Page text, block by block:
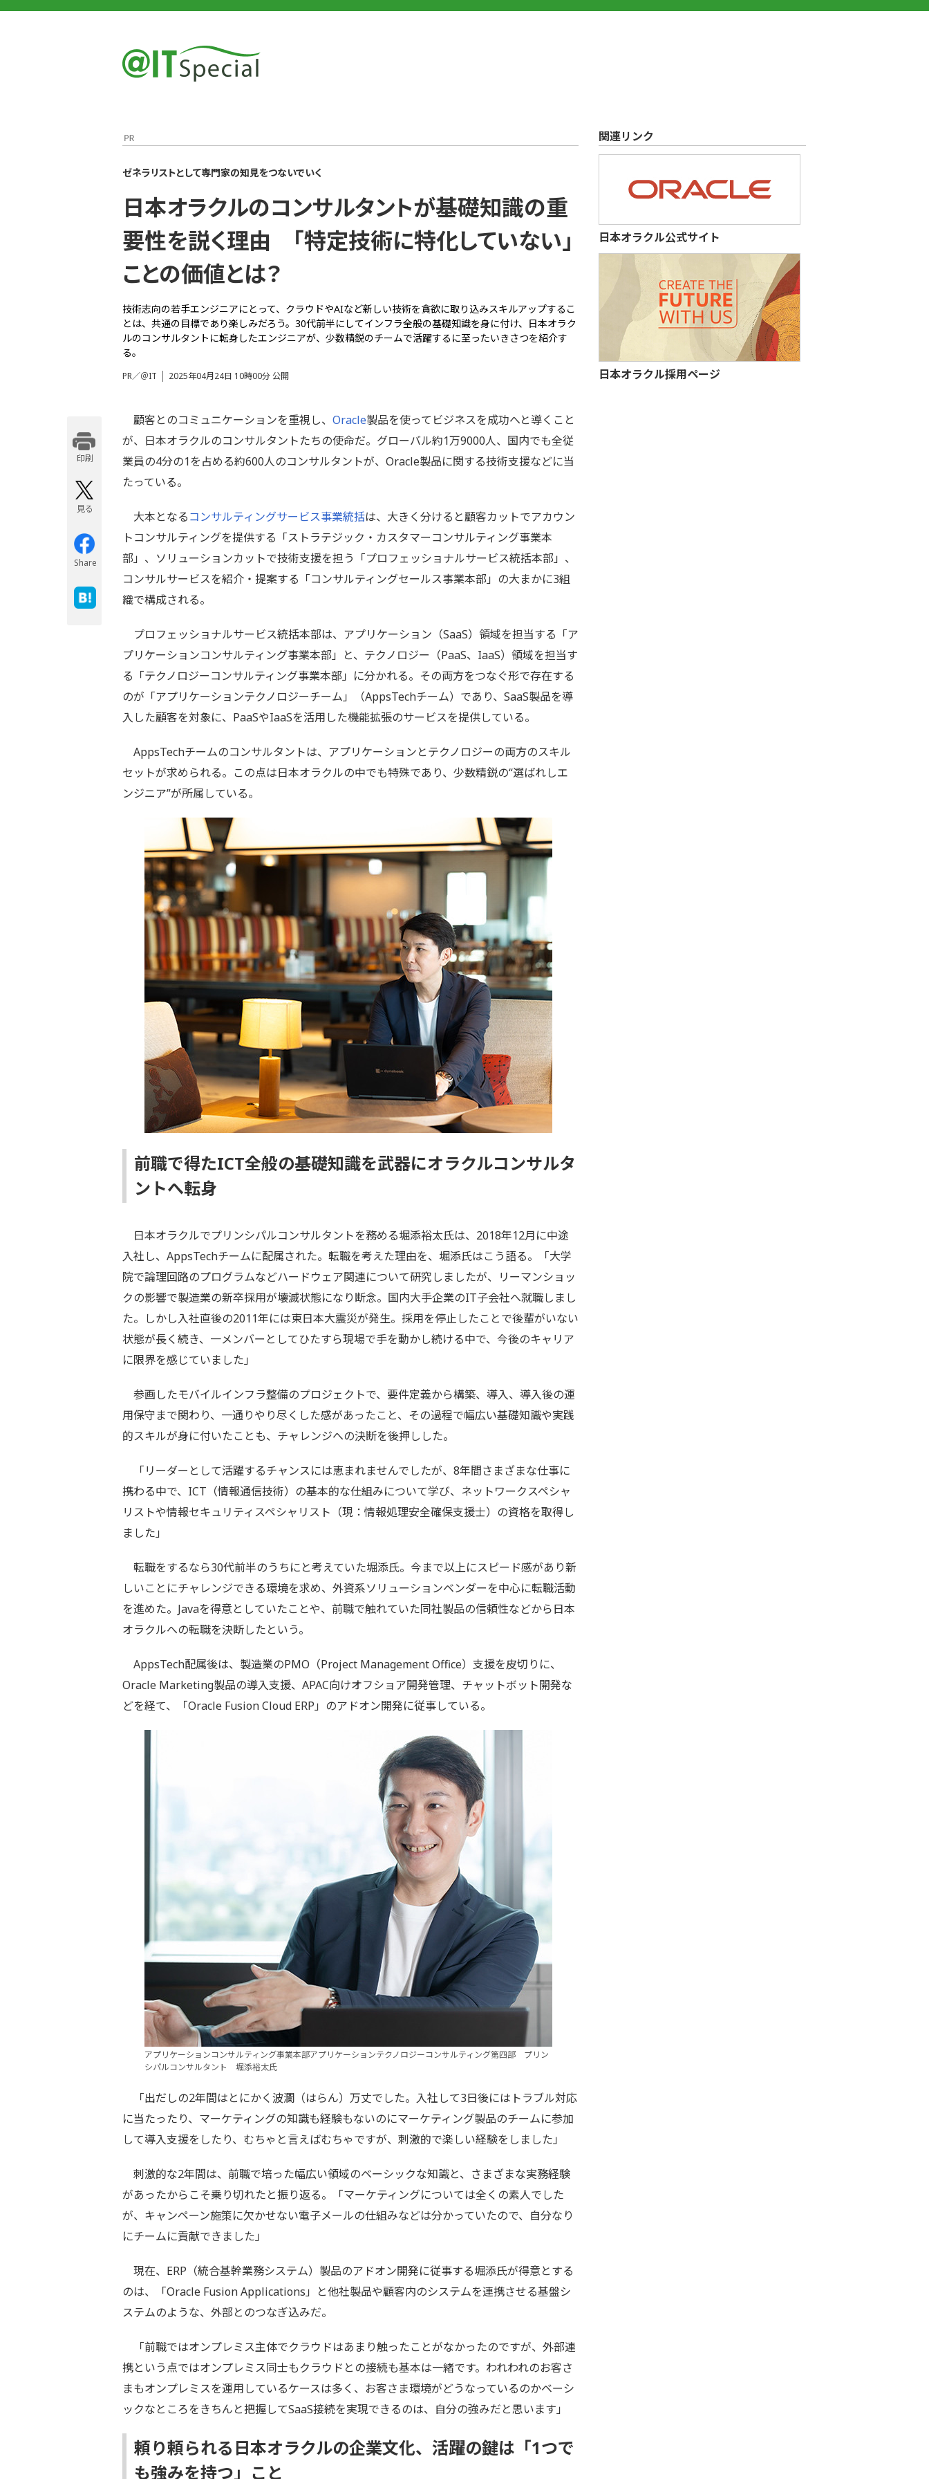
日本オラクルのコンサルタントが基礎知識の重
要性を説く理由 「特定技術に特化していない」
ことの価値とは？
ゼネラリストとして専門家の知見をつないでいく
技術志向の若手エンジニアにとって、クラウドやAIなど新しい技術を貪欲に取り込みスキルアップするこ
とは、共通の目標であり楽しみだろう。30代前半にしてインフラ全般の基礎知識を身に付け、日本オラク
ルのコンサルタントに転身したエンジニアが、少数精鋭のチームで活躍するに至ったいきさつを紹介す
る。
PR／＠IT 2025年04月24日 10時00分 公開
印刷
見る
Share
顧客とのコミュニケーションを重視し、 Oracle製品を使ってビジネスを成功へと導くこと
が、日本オラクルのコンサルタントたちの使命だ。グローバル約1万9000人、国内でも全従
業員の4分の1を占める約600人のコンサルタントが、Oracle製品に関する技術支援などに当
たっている。
大本となるコンサルティングサービス事業統括は、大きく分けると顧客カットでアカウン
トコンサルティングを提供する「ストラテジック・カスタマーコンサルティング事業本
部」、ソリューションカットで技術支援を担う「プロフェッショナルサービス統括本部」、
コンサルサービスを紹介・提案する「コンサルティングセールス事業本部」の大まかに3組
織で構成される。
プロフェッショナルサービス統括本部は、アプリケーション（SaaS）領域を担当する「ア
プリケーションコンサルティング事業本部」と、テクノロジー（PaaS、IaaS）領域を担当す
る「テクノロジーコンサルティング事業本部」に分かれる。その両方をつなぐ形で存在する
のが「アプリケーションテクノロジーチーム」（AppsTechチーム）であり、SaaS製品を導
入した顧客を対象に、PaaSやIaaSを活用した機能拡張のサービスを提供している。
AppsTechチームのコンサルタントは、アプリケーションとテクノロジーの両方のスキル
セットが求められる。この点は日本オラクルの中でも特殊であり、少数精鋭の“選ばれしエ
ンジニア”が所属している。
前職で得たICT全般の基礎知識を武器にオラクルコンサルタ
ントへ転身
日本オラクルでプリンシパルコンサルタントを務める堀添裕太氏は、2018年12月に中途
入社し、AppsTechチームに配属された。転職を考えた理由を、堀添氏はこう語る。「大学
院で論理回路のプログラムなどハードウェア関連について研究しましたが、リーマンショッ
クの影響で製造業の新卒採用が壊滅状態になり断念。国内大手企業のIT子会社へ就職しまし
た。しかし入社直後の2011年には東日本大震災が発生。採用を停止したことで後輩がいない
状態が長く続き、一メンバーとしてひたすら現場で手を動かし続ける中で、今後のキャリア
に限界を感じていました」
参画したモバイルインフラ整備のプロジェクトで、要件定義から構築、導入、導入後の運
用保守まで関わり、一通りやり尽くした感があったこと、その過程で幅広い基礎知識や実践
的スキルが身に付いたことも、チャレンジへの決断を後押しした。
「リーダーとして活躍するチャンスには恵まれませんでしたが、8年間さまざまな仕事に
携わる中で、ICT（情報通信技術）の基本的な仕組みについて学び、ネットワークスペシャ
リストや情報セキュリティスペシャリスト（現：情報処理安全確保支援士）の資格を取得し
ました」
転職をするなら30代前半のうちにと考えていた堀添氏。今まで以上にスピード感があり新
しいことにチャレンジできる環境を求め、外資系ソリューションベンダーを中心に転職活動
を進めた。Javaを得意としていたことや、前職で触れていた同社製品の信頼性などから日本
オラクルへの転職を決断したという。
AppsTech配属後は、製造業のPMO（Project Management Office）支援を皮切りに、
Oracle Marketing製品の導入支援、APAC向けオフショア開発管理、チャットボット開発な
どを経て、「Oracle Fusion Cloud ERP」のアドオン開発に従事している。
アプリケーションコンサルティング事業本部アプリケーションテクノロジーコンサルティング第四部 プリン
シパルコンサルタント 堀添裕太氏
「出だしの2年間はとにかく波瀾（はらん）万丈でした。入社して3日後にはトラブル対応
に当たったり、マーケティングの知識も経験もないのにマーケティング製品のチームに参加
して導入支援をしたり、むちゃと言えばむちゃですが、刺激的で楽しい経験をしました」
刺激的な2年間は、前職で培った幅広い領域のベーシックな知識と、さまざまな実務経験
があったからこそ乗り切れたと振り返る。「マーケティングについては全くの素人でした
が、キャンペーン施策に欠かせない電子メールの仕組みなどは分かっていたので、自分なり
にチームに貢献できました」
現在、ERP（統合基幹業務システム）製品のアドオン開発に従事する堀添氏が得意とする
のは、「Oracle Fusion Applications」と他社製品や顧客内のシステムを連携させる基盤シ
ステムのような、外部とのつなぎ込みだ。
「前職ではオンプレミス主体でクラウドはあまり触ったことがなかったのですが、外部連
携という点ではオンプレミス同士もクラウドとの接続も基本は一緒です。われわれのお客さ
まもオンプレミスを運用しているケースは多く、お客さま環境がどうなっているのかベーシ
ックなところをきちんと把握してSaaS接続を実現できるのは、自分の強みだと思います」
頼り頼られる日本オラクルの企業文化、活躍の鍵は「1つで
も強みを持つ」こと
関連リンク
日本オラクル公式サイト
日本オラクル採用ページ